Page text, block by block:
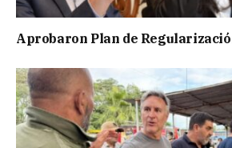
Aprobaron Plan de